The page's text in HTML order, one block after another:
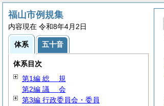
福山市例規集
内容現在 令和8年4月2日
体系 五十音
体系目次
第1編 総 規
第2編 議 会
第3編 行政委員会・委員